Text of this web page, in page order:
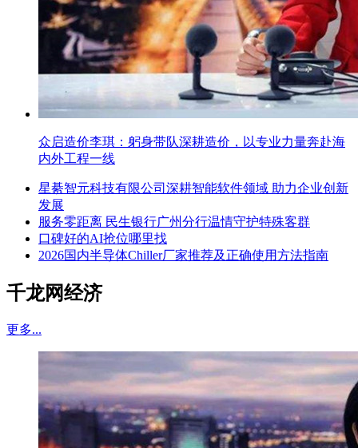
众启造价李琪：躬身带队深耕造价，以专业力量奔赴海
内外工程一线
星綦智元科技有限公司深耕智能软件领域 助力企业创新
发展
服务零距离 民生银行广州分行温情守护特殊客群
口碑好的AI抢位哪里找
2026国内半导体Chiller厂家推荐及正确使用方法指南
千龙网经济
更多...